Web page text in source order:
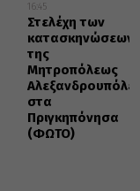
16:45
Στελέχη των
κατασκηνώσεων
της
Μητροπόλεως
στα
Πριγκηπόνησα
(ΦΩΤΟ)